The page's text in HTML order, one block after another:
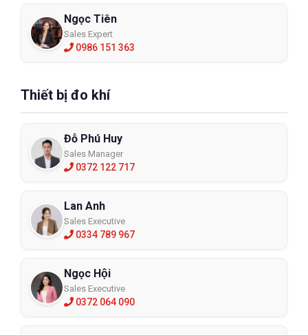
Ngọc Tiên
Sales Expert
0986 151 363
Thiết bị đo khí
Đỗ Phú Huy
Sales Manager
0372 122 717
Lan Anh
Sales Executive
0334 789 967
Ngọc Hội
Sales Executive
0372 064 090